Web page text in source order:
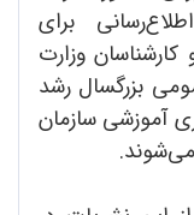
برای
وزارت
بزرگسال رشد
آموزشی سازمان